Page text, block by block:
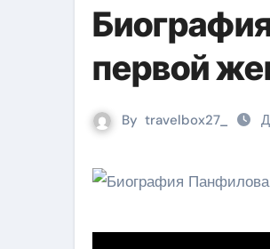
первой
By travelbox27_